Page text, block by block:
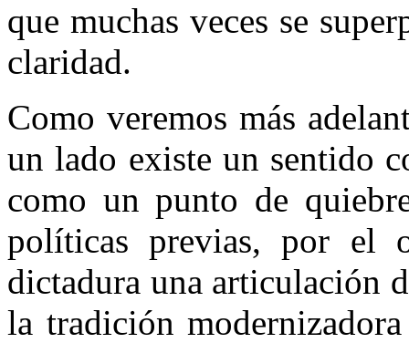
que muchas veces se
claridad.
Como veremos más
un lado existe un sentido
como un punto de
políticas previas, por el
dictadura una articulación
la tradición